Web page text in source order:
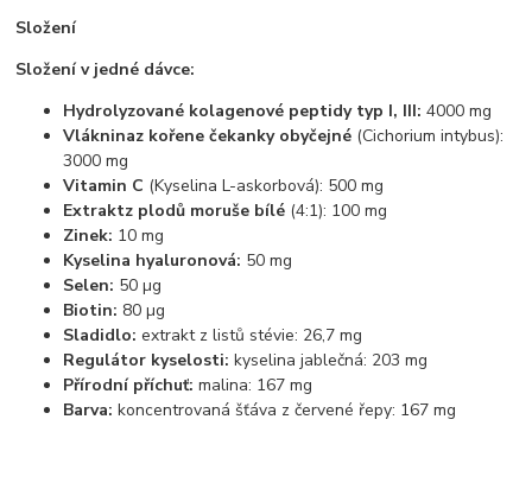
Složení
Složení v jedné dávce:
Hydrolyzované kolagenové peptidy typ I, III: 4000 mg
Vlákninaz kořene čekanky obyčejné (Cichorium intybus):
3000 mg
Vitamin C (Kyselina L-askorbová): 500 mg
Extraktz plodů moruše bílé (4:1): 100 mg
Zinek: 10 mg
Kyselina hyaluronová: 50 mg
Selen: 50 µg
Biotin: 80 µg
Sladidlo: extrakt z listů stévie: 26,7 mg
Regulátor kyselosti: kyselina jablečná: 203 mg
Přírodní příchuť: malina: 167 mg
Barva: koncentrovaná šťáva z červené řepy: 167 mg